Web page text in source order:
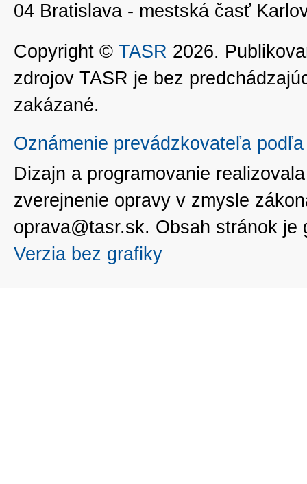
04 Bratislava - mestská časť
Copyright © TASR 2026.
zdrojov TASR je bez
zakázané.
Oznámenie prevádzkovateľa
Dizajn a programovanie
zverejnenie opravy v zmysle
oprava@tasr.sk. Obsah stránok
Verzia bez grafiky